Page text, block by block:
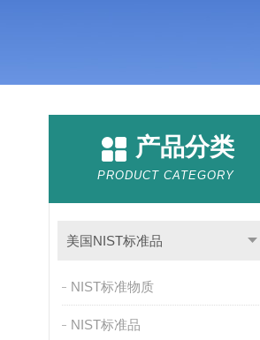
产品分类
PRODUCT CATEGORY
美国NIST标准品
NIST标准物质
NIST标准品